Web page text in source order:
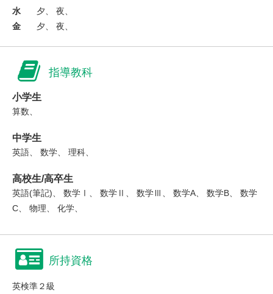
水
夕、 夜、
金
夕、 夜、
指導教科
小学生
算数、
中学生
英語、 数学、 理科、
高校生/高卒生
英語(筆記)、 数学Ⅰ、 数学Ⅱ、 数学Ⅲ、 数学A、 数学B、 数学
C、 物理、 化学、
所持資格
英検準２級